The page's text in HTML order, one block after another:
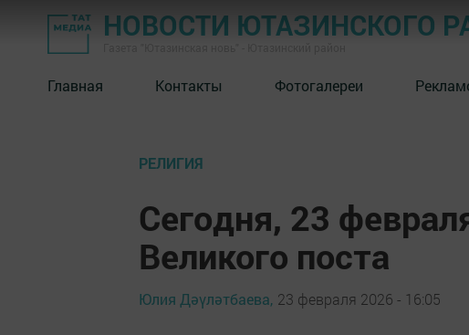
НОВОСТИ ЮТАЗИНСКОГО
Главная Контакты Фотогалереи
РЕЛИГИЯ
Сегодня, 23
Великого поста
Юлия Дәүләтбаева, 23 февраля 2026 - 16:05